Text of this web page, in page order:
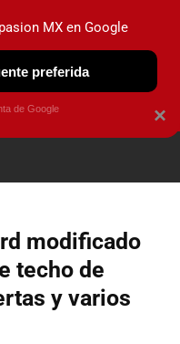
CIRCULA
modificado
techo de
y varios
×
MX en Google
preferida
de Google